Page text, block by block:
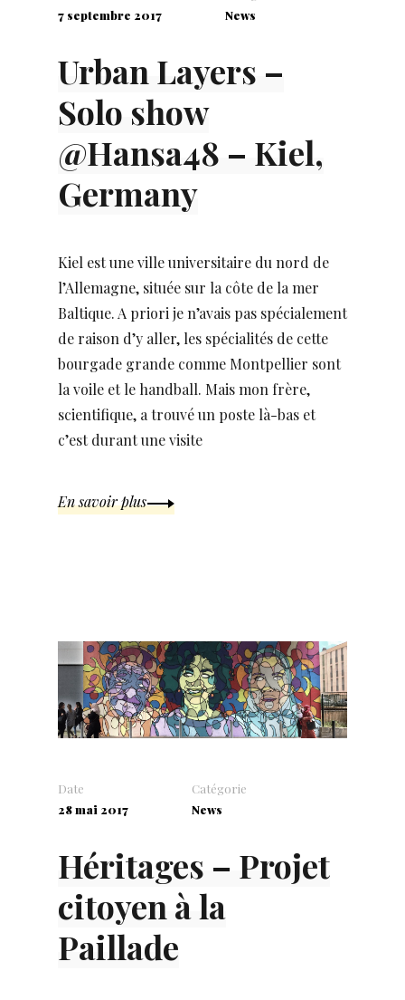
7 septembre 2017
News
Urban Layers –
Solo show
@Hansa48 – Kiel,
Germany
Kiel est une ville universitaire du nord de
l’Allemagne, située sur la côte de la mer
Baltique. A priori je n’avais pas spécialement
de raison d’y aller, les spécialités de cette
bourgade grande comme Montpellier sont
la voile et le handball. Mais mon frère,
scientifique, a trouvé un poste là-bas et
c’est durant une visite
En savoir plus
Date
28 mai 2017
Catégorie
News
Héritages – Projet
citoyen à la
Paillade